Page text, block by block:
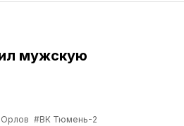
мужскую
Орлов #ВК Тюмень-2